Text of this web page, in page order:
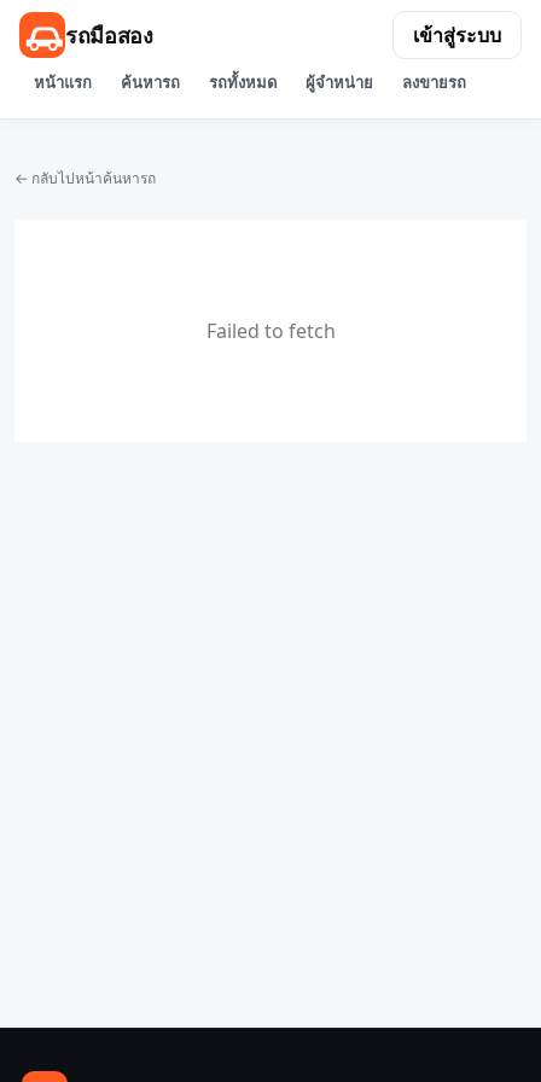
รถมือสอง
หน้าแรก ค้นหารถ รถทั้งหมด ผู้จำหน่าย ลงขายรถ
เข้าสู่ระบบ
← กลับไปหน้าค้นหารถ
Failed to fetch